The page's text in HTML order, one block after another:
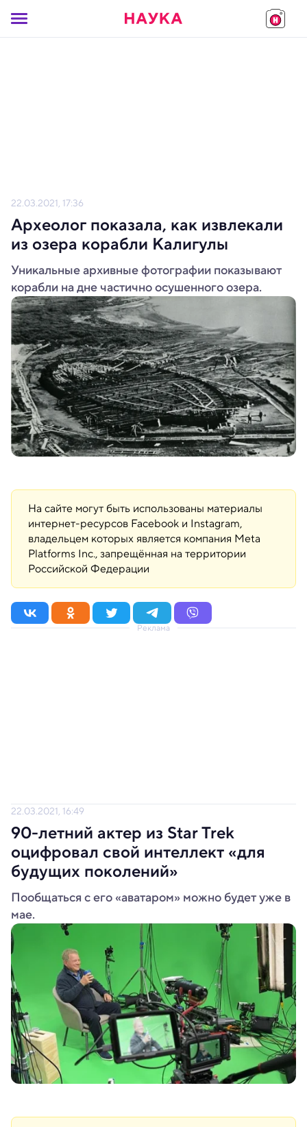
22.03.2021, 17:36
Археолог показала, как извлекали
из озера корабли Калигулы
Уникальные архивные фотографии показывают
корабли на дне частично осушенного озера.
На сайте могут быть использованы материалы
интернет-ресурсов Facebook и Instagram,
владельцем которых является компания Meta
Platforms Inc., запрещённая на территории
Российской Федерации
Реклама
22.03.2021, 16:49
90-летний актер из Star Trek
оцифровал свой интеллект «для
будущих поколений»
Пообщаться с его «аватаром» можно будет уже в
мае.